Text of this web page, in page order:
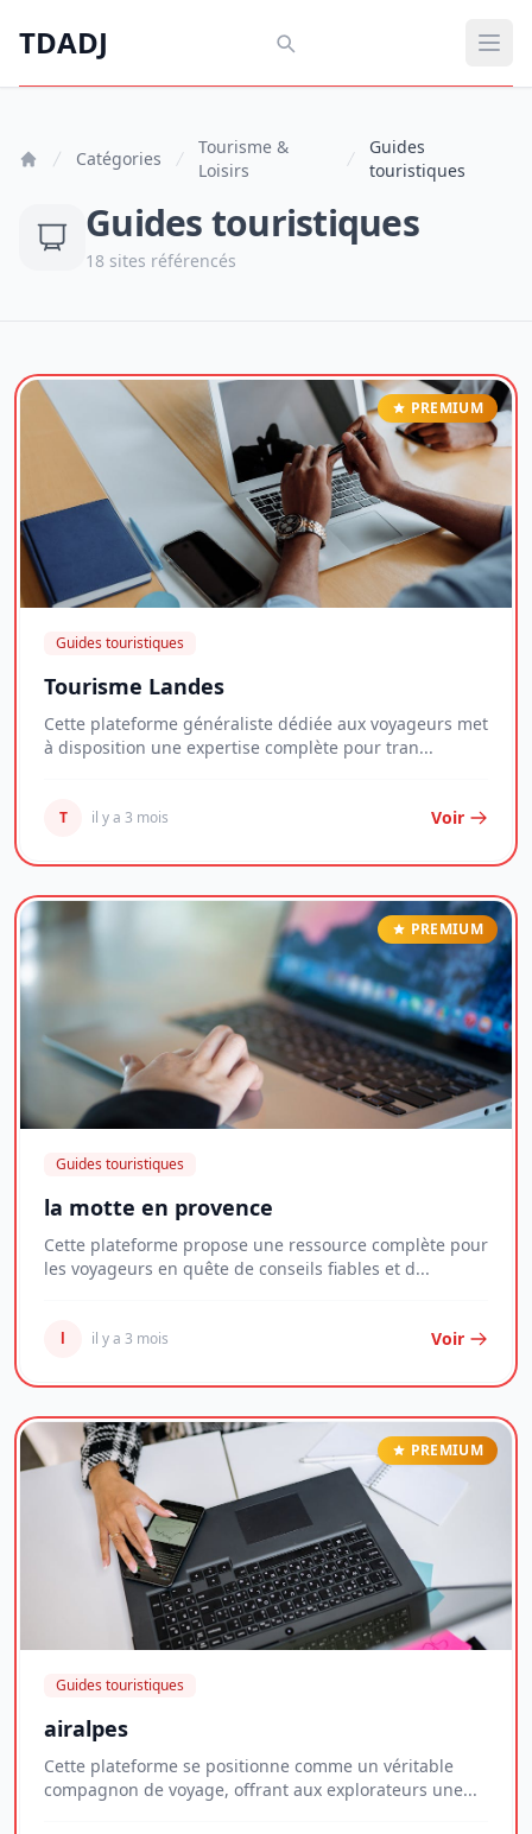
TDADJ
TDADJ
Catégories
Tourisme &
Loisirs
Guides
touristiques
Guides touristiques
18 sites référencés
PREMIUM
Guides touristiques
Tourisme Landes
Cette plateforme généraliste dédiée aux voyageurs met
à disposition une expertise complète pour tran...
T il y a 3 mois Voir
PREMIUM
Guides touristiques
la motte en provence
Cette plateforme propose une ressource complète pour
les voyageurs en quête de conseils fiables et d...
l il y a 3 mois Voir
PREMIUM
Guides touristiques
airalpes
Cette plateforme se positionne comme un véritable
compagnon de voyage, offrant aux explorateurs une...